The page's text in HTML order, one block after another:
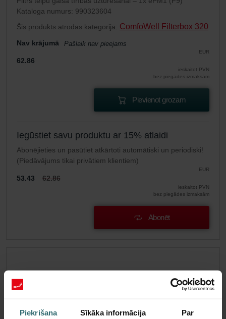
Piekrišana Sīkāka informācija Par
Kataloga numurs: 990323604
Šis produkts atrodas kategorijā: ComfoWell Filterbox 320
Nav krājumā Pašlaik nav pieejams
EUR
62.86
ieskaitot PVN
bez piegādes izmaksām
Pievienot grozam
Iegūstiet savu produktu ar 15% atlaidi
Abonējieties un pasūtiet atkārtoti automātiski un periodiski!
(Piedāvājums tikai privātiem klientiem)
EUR
53.43 62.86
ieskaitot PVN
bez piegādes izmaksām
Abonēt